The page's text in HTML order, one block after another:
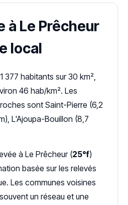
à Le Prêcheur
local
377 habitants sur 30 km²,
46 hab/km². Les
sont Saint-Pierre (6,2
L'Ajoupa-Bouillon (8,7
à Le Prêcheur (25°f)
basée sur les relevés
Les communes voisines
un réseau et une